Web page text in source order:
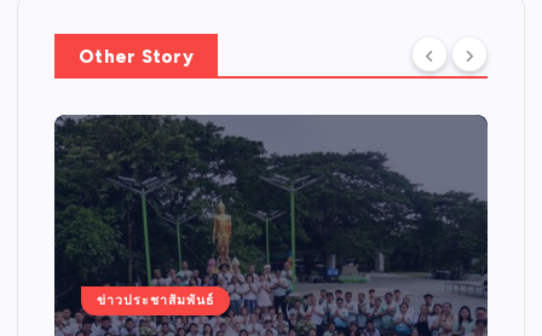
a
t
i
o
n
Other Story
ข่าวประชาสัมพันธ์